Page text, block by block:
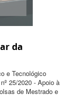
da
e Tecnológico
25/2020 - Apoio à
de Mestrado e